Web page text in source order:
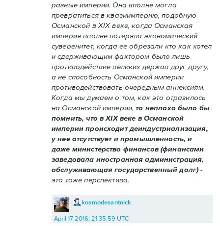
разные империи. Она вполне могла
превратиться в квазиимперию, подобную
Османской в XIX веке, когда Османская
империя вполне потеряла экономический
суверенитет, когда ее обрезали кто как хотел
и сдерживающим фактором было лишь
противодействие великих держав друг другу,
а не способность Османской империи
противодействовать очередным аннексиям.
Когда мы думаем о том, как это отразилось
на Османской империи,то неплохо было бы
помнить, что в XIX веке в Османской
империи происходит деиндустриализация,
у нее отсутствует и промышленность, и
даже министерство финансов (финансами
заведовала иностранная администрация,
обслуживающая государственный долг)-
это тоже перспектива.
kosmodesantnick
April 17 2016, 21:35:59 UTC